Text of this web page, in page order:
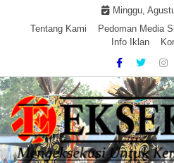
Minggu,
Tentang Kami
Pedoman Media
Info Iklan